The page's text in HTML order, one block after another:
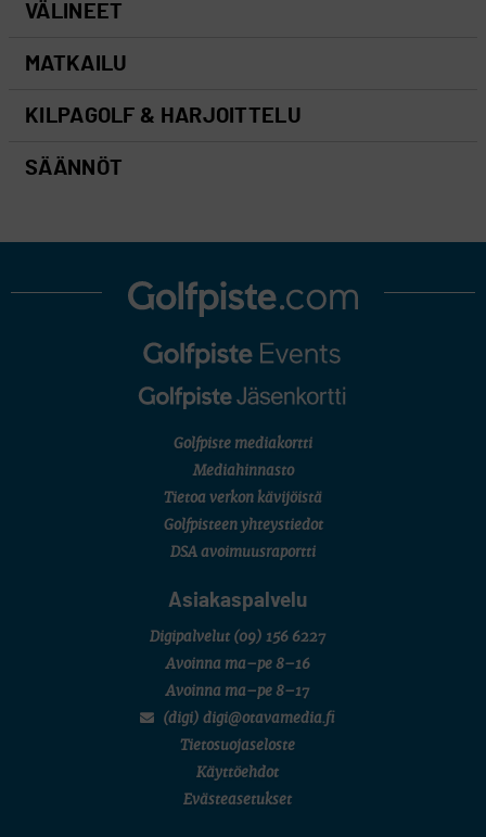
VÄLINEET
MATKAILU
KILPAGOLF & HARJOITTELU
SÄÄNNÖT
Golfpiste mediakortti
Mediahinnasto
Tietoa verkon kävijöistä
Golfpisteen yhteystiedot
DSA avoimuusraportti
Asiakaspalvelu
Digipalvelut (09) 156 6227
Avoinna ma–pe 8–16
Avoinna ma–pe 8–17
(digi) digi@otavamedia.fi
Tietosuojaseloste
Käyttöehdot
Evästeasetukset